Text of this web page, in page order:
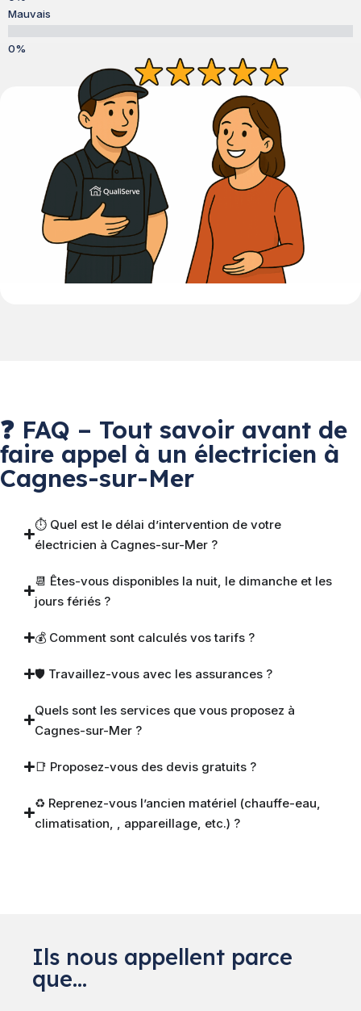
Mauvais
❓ FAQ – Tout savoir avant de
faire appel à un électricien à
Cagnes-sur-Mer
⏱ Quel est le délai d’intervention de votre
électricien à Cagnes-sur-Mer ?
📆 Êtes-vous disponibles la nuit, le dimanche et les
jours fériés ?
💰 Comment sont calculés vos tarifs ?
🛡 Travaillez-vous avec les assurances ?
Quels sont les services que vous proposez à
Cagnes-sur-Mer ?
📑 Proposez-vous des devis gratuits ?
♻️ Reprenez-vous l’ancien matériel (chauffe-eau,
climatisation, , appareillage, etc.) ?
Ils nous appellent parce
que…